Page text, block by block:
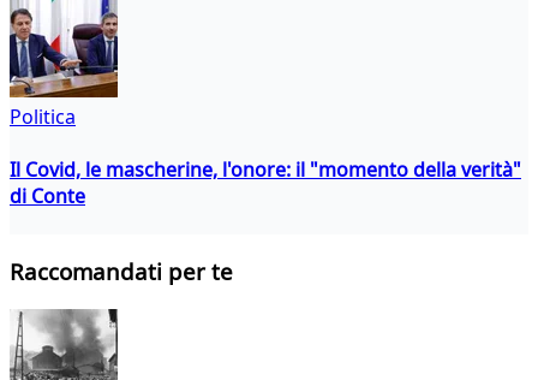
Politica
Il Covid, le mascherine, l'onore: il "momento della verità"
di Conte
Raccomandati per te